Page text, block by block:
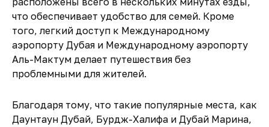
что обеспечивает удобство для семей. Кроме
того, легкий доступ к Международному
аэропорту Дубая и Международному аэропорту
Аль-Мактум делает путешествия без
проблемными для жителей.
Благодаря тому, что такие популярные места, как
Даунтаун Дубай, Бурдж-Халифа и Дубай Марина,